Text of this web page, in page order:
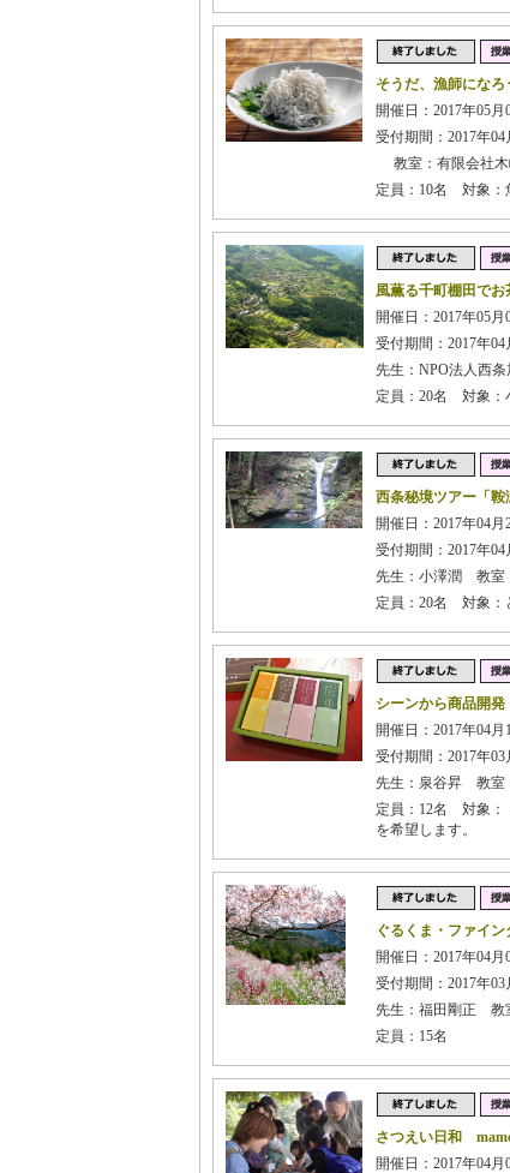
そうだ、漁師になろ
開催日：2017年05
受付期間：2017年
教室：有限会社木
定員：10名 対象：
風薫る千町棚田でお
開催日：2017年05
受付期間：2017年
先生：NPO法人西
定員：20名 対象：
西条秘境ツアー「鞍
開催日：2017年04
受付期間：2017年
先生：小澤潤 教室
定員：20名 対象：
シーンから商品開発
開催日：2017年04
受付期間：2017年
先生：泉谷昇 教室
定員：12名 対象：
を希望します。
ぐるくま・ファイン
開催日：2017年04
受付期間：2017年
先生：福田剛正 教
定員：15名
さつえい日和
開催日：2017年04